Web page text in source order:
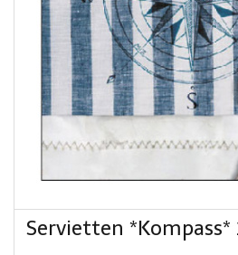
Servietten *Kompass*